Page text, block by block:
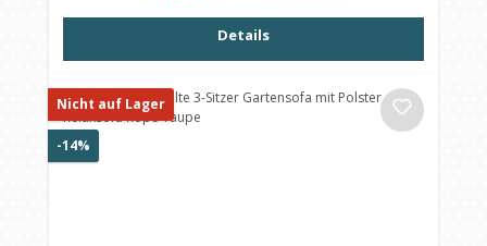
Details
Nicht auf Lager
-14%